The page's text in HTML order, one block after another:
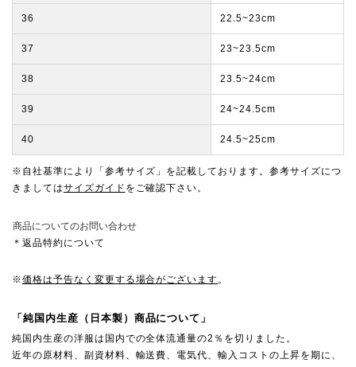
36 22.5~23cm
37 23~23.5cm
38 23.5~24cm
39 24~24.5cm
40 24.5~25cm
※自社基準により「参考サイズ」を記載しております。参考サイズにつ
きましてはサイズガイド をご確認下さい。
商品についてのお問い合わせ
＊返品特約について
※価格は予告なく変更する場合がございます。
「純国内生産（日本製）商品について」
純国内生産の洋服は国内での全体流通量の2％を切りました。
近年の原材料、副資材料、輸送費、電気代、輸入コストの上昇を期に、